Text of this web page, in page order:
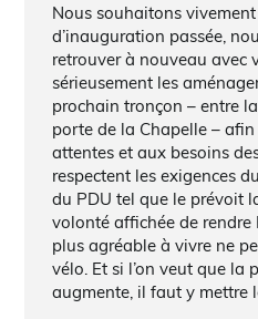
Nous souhaitons
d’inauguration passée,
retrouver à nouveau avec
sérieusement les
prochain tronçon – entre
porte de la Chapelle –
attentes et aux besoins
respectent les exigences
du PDU tel que le prévoit
volonté affichée de
plus agréable à vivre ne
vélo. Et si l’on veut que la
augmente, il faut y mettre